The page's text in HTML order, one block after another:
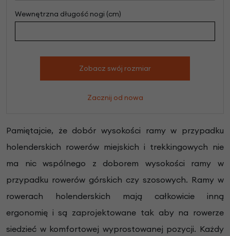
Wewnętrzna długość nogi (cm)
Zobacz swój rozmiar
Zacznij od nowa
Pamiętajcie, że dobór wysokości ramy w przypadku
holenderskich rowerów miejskich i trekkingowych nie
ma nic wspólnego z doborem wysokości ramy w
przypadku rowerów górskich czy szosowych. Ramy w
rowerach holenderskich mają całkowicie inną
ergonomię i są zaprojektowane tak aby na rowerze
siedzieć w komfortowej wyprostowanej pozycji. Każdy